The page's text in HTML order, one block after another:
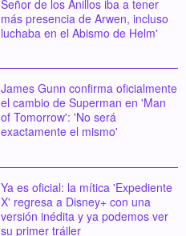
Señor de los Anillos iba a tener
más presencia de Arwen, incluso
luchaba en el Abismo de Helm'
James Gunn confirma oficialmente
el cambio de Superman en 'Man
of Tomorrow': 'No será
exactamente el mismo'
Ya es oficial: la mítica 'Expediente
X' regresa a Disney+ con una
versión inédita y ya podemos ver
su primer tráiler